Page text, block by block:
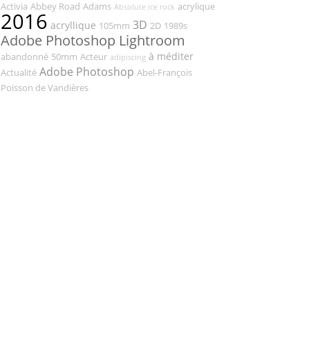
Activia Abbey Road Adams Absolute ice rock acrylique
2016 acryllique 105mm 3D 2D 1989s
Adobe Photoshop Lightroom
abandonné 50mm Acteur adipiscing à méditer
Actualité Adobe Photoshop Abel-François
Poisson de Vandières